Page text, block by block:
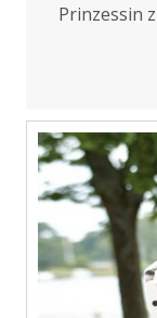
Prinzessin